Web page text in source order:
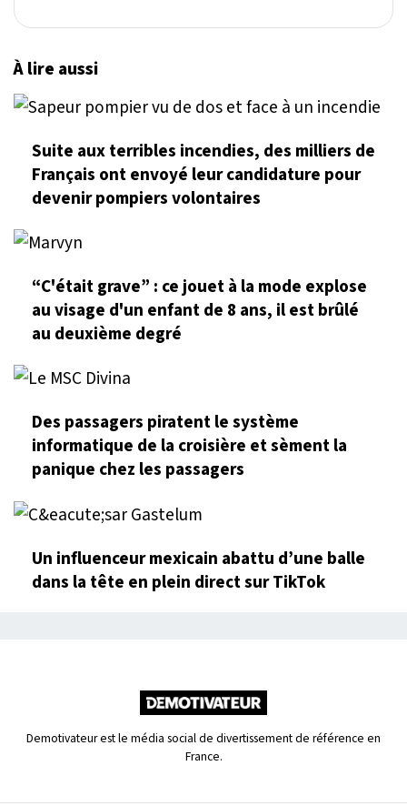
À lire aussi
Suite aux terribles incendies, des milliers de
Français ont envoyé leur candidature pour
devenir pompiers volontaires
“C'était grave” : ce jouet à la mode explose
au visage d'un enfant de 8 ans, il est brûlé
au deuxième degré
Des passagers piratent le système
informatique de la croisière et sèment la
panique chez les passagers
Un influenceur mexicain abattu d’une balle
dans la tête en plein direct sur TikTok
Demotivateur est le média social de divertissement de référence en
France.